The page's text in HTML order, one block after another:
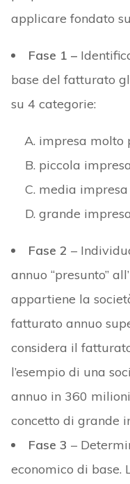
applicare fondato
Fase 1 –
base del fatturato
su 4 categorie:
impresa molto
piccola impresa
media impresa
grande impresa
Fase 2 –
annuo “presunto”
appartiene la
fatturato annuo
considera il
l’esempio di una
annuo in 360
concetto di grande
Fase 3 –
economico di base.